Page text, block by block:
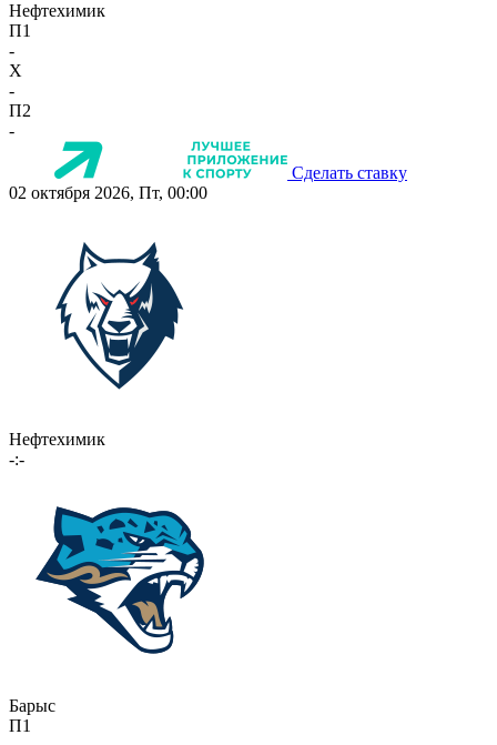
Нефтехимик
П1
-
X
-
П2
-
Сделать ставку
02 октября 2026, Пт, 00:00
Нефтехимик
-:-
Барыс
П1